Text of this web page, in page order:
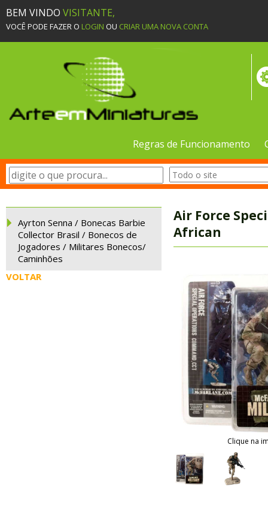
BEM VINDO VISITANTE,
VOCÊ PODE FAZER O LOGIN OU CRIAR UMA NOVA CONTA
Regras de Funcionamento
Ayrton Senna / Bonecas Barbie
Collector Brasil / Bonecos de
Jogadores / Militares Bonecos/
Caminhões
VOLTAR
Air Force
African
Clique na